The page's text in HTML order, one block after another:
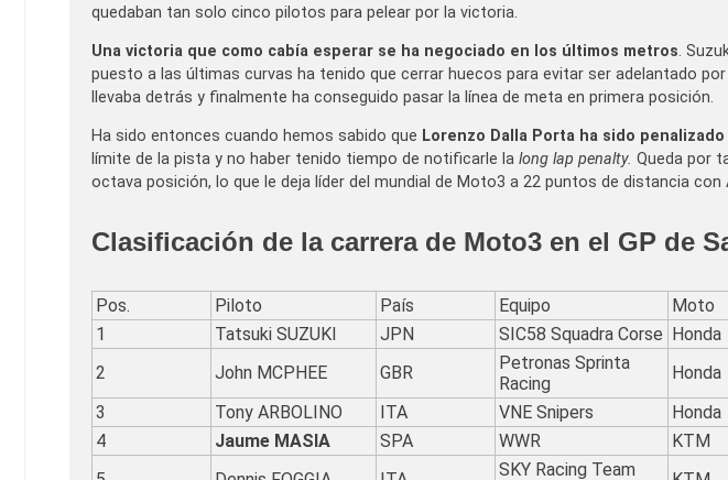
quedaban tan solo cinco pilotos para pelear por la victoria.
Una victoria que como cabía esperar se ha negociado en los últimos metros.
puesto a las últimas curvas ha tenido que cerrar huecos para evitar ser adelantado
llevaba detrás y finalmente ha conseguido pasar la línea de meta en primera posición.
Ha sido entonces cuando hemos sabido que Lorenzo Dalla Porta ha sido
límite de la pista y no haber tenido tiempo de notificarle la long lap penalty. Queda por
octava posición, lo que le deja líder del mundial de Moto3 a 22 puntos de distancia con
Clasificación de la carrera de Moto3 en el GP de
Pos. Piloto País Equipo Moto
1
Tatsuki SUZUKI JPN SIC58 Squadra Corse Honda
2
John MCPHEE GBR
Petronas Sprinta
Racing
Honda
3
Tony ARBOLINO ITA VNE Snipers Honda
4
Jaume MASIA SPA WWR KTM
SKY Racing Team